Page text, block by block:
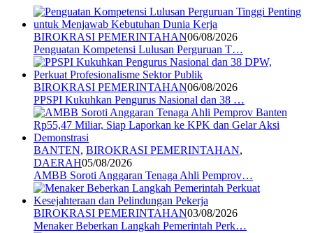
BIROKRASI PEMERINTAHAN06/08/2026
Penguatan Kompetensi Lulusan Perguruan T…
BIROKRASI PEMERINTAHAN06/08/2026
PPSPI Kukuhkan Pengurus Nasional dan 38 …
BANTEN, BIROKRASI PEMERINTAHAN,
DAERAH05/08/2026
AMBB Soroti Anggaran Tenaga Ahli Pemprov…
BIROKRASI PEMERINTAHAN03/08/2026
Menaker Beberkan Langkah Pemerintah Perk…